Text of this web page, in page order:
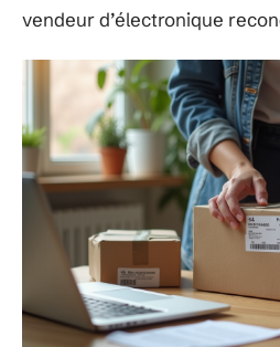
vendeur d’électronique